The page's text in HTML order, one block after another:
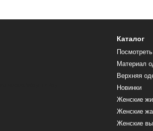
Каталог
Материал
Верхняя
Новинки
Женские
Женские
Женские